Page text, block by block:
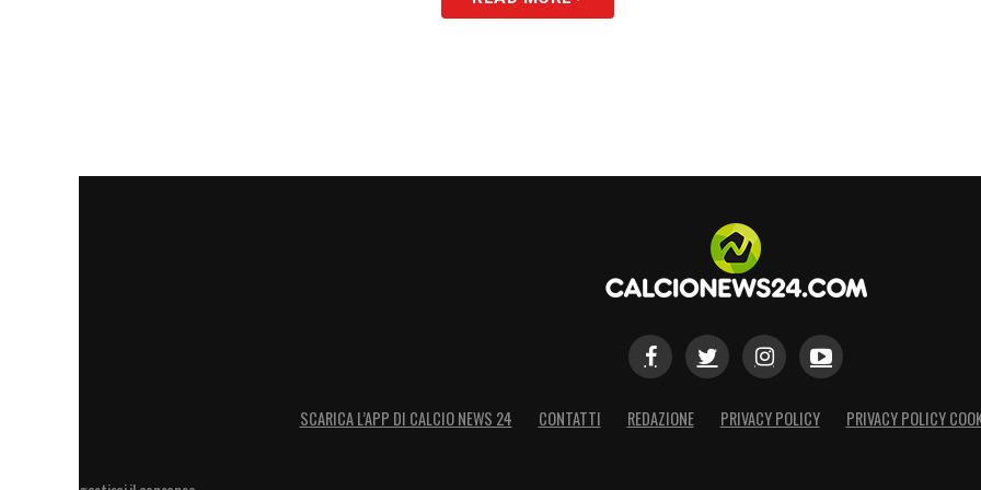
SCARICA L’APP DI CALCIO NEWS 24 CONTATTI REDAZIONE PRIVACY POLICY PRIVACY POLICY